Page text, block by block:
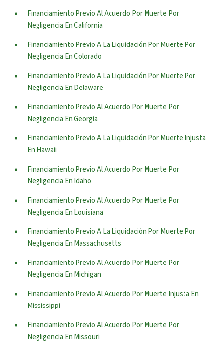
Financiamiento Previo Al Acuerdo Por Muerte Por
Negligencia En California
Financiamiento Previo A La Liquidación Por Muerte Por
Negligencia En Colorado
Financiamiento Previo A La Liquidación Por Muerte Por
Negligencia En Delaware
Financiamiento Previo Al Acuerdo Por Muerte Por
Negligencia En Georgia
Financiamiento Previo A La Liquidación Por Muerte Injusta
En Hawaii
Financiamiento Previo Al Acuerdo Por Muerte Por
Negligencia En Idaho
Financiamiento Previo Al Acuerdo Por Muerte Por
Negligencia En Louisiana
Financiamiento Previo A La Liquidación Por Muerte Por
Negligencia En Massachusetts
Financiamiento Previo Al Acuerdo Por Muerte Por
Negligencia En Michigan
Financiamiento Previo Al Acuerdo Por Muerte Injusta En
Mississippi
Financiamiento Previo Al Acuerdo Por Muerte Por
Negligencia En Missouri